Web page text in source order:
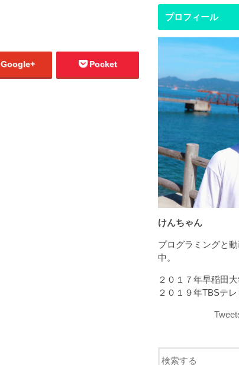
Google+ Pocket
プロフィール
けんちゃん
プログラミングと
中。
２０１７年早稲田
２０１９年TBSテ